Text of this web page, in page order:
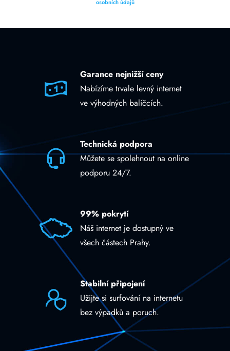
osobních údajů
Garance nejnižší ceny
Nabízíme trvale levný internet
ve výhodných balíčcích.
Technická podpora
Můžete se spolehnout na online
podporu 24/7.
99% pokrytí
Náš internet je dostupný ve
všech částech Prahy.
Stabilní připojení
Užijte si surfování na internetu
bez výpadků a poruch.